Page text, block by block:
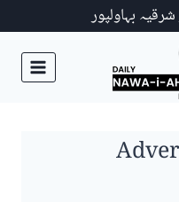
بہاولپور